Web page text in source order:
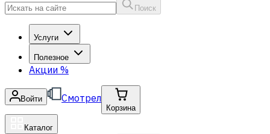
Поиск
Услуги
Полезное
Акции %
Войти Смотрел
Корзина
Каталог